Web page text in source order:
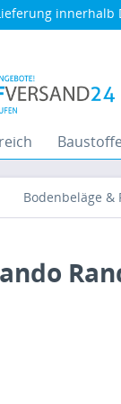
innerhalb
Baustoffe
Bodenbeläge &